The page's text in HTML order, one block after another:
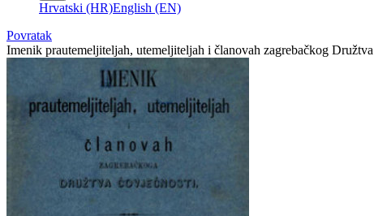
Hrvatski (HR)English (EN)
Povratak
Imenik prautemeljiteljah, utemeljiteljah i članovah zagrebačkog